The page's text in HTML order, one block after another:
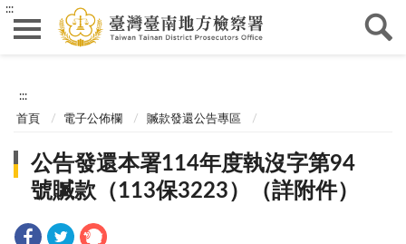
:::
:::
首頁 電子公佈欄 贓款發還公告專區
公告發還本署114年度執沒字第94
號贓款（113保3223）（詳附件）